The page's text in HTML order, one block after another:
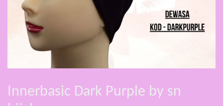
Innerbasic Dark Purple by sn